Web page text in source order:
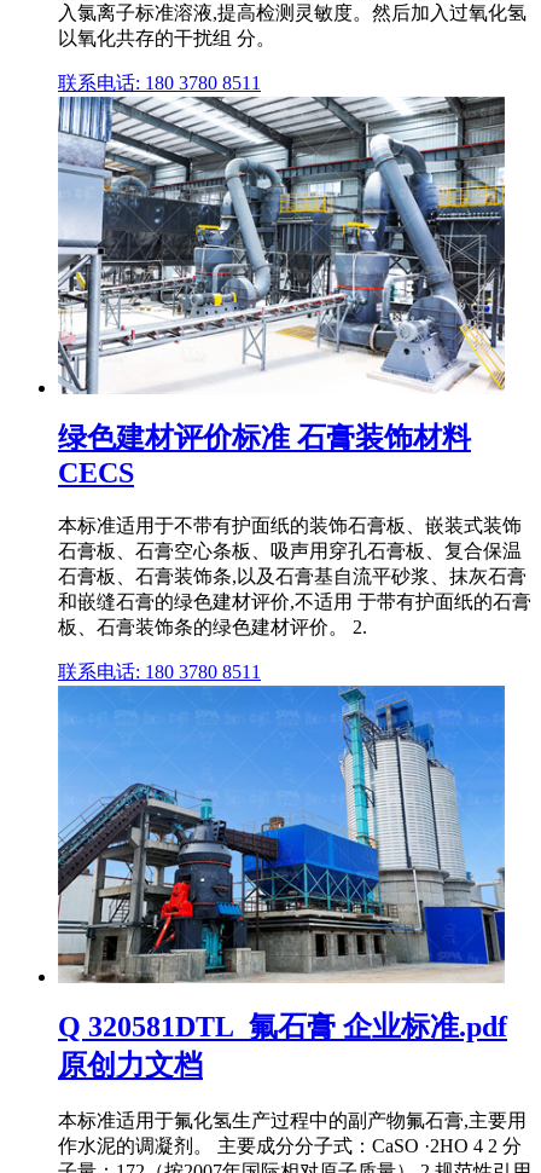
入氯离子标准溶液,提高检测灵敏度。然后加入过氧化氢
以氧化共存的干扰组 分。
联系电话: 180 3780 8511
绿色建材评价标准 石膏装饰材料
CECS
本标准适用于不带有护面纸的装饰石膏板、嵌装式装饰
石膏板、石膏空心条板、吸声用穿孔石膏板、复合保温
石膏板、石膏装饰条,以及石膏基自流平砂浆、抹灰石膏
和嵌缝石膏的绿色建材评价,不适用 于带有护面纸的石膏
板、石膏装饰条的绿色建材评价。 2.
联系电话: 180 3780 8511
Q 320581DTL_氟石膏 企业标准.pdf
原创力文档
本标准适用于氟化氢生产过程中的副产物氟石膏,主要用
作水泥的调凝剂。 主要成分分子式：CaSO ·2HO 4 2 分